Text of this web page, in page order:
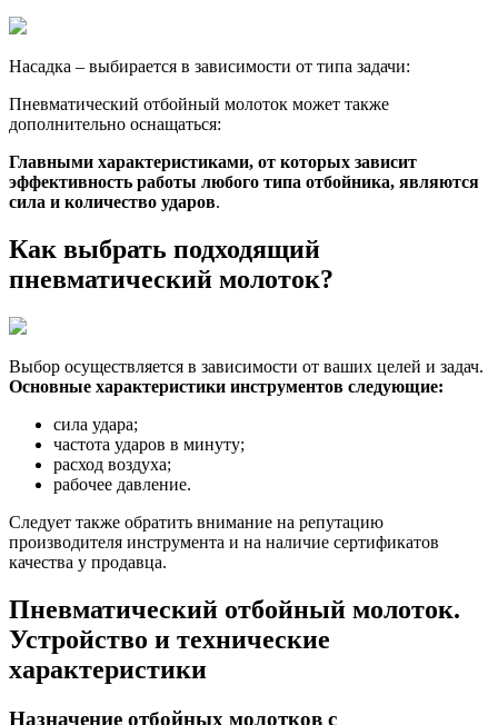
Насадка – выбирается в зависимости от типа задачи:
Пневматический отбойный молоток может также
дополнительно оснащаться:
Главными характеристиками, от которых зависит
эффективность работы любого типа отбойника, являются
сила и количество ударов.
Как выбрать подходящий
пневматический молоток?
Выбор осуществляется в зависимости от ваших целей и задач.
Основные характеристики инструментов следующие:
сила удара;
частота ударов в минуту;
расход воздуха;
рабочее давление.
Следует также обратить внимание на репутацию
производителя инструмента и на наличие сертификатов
качества у продавца.
Пневматический отбойный молоток.
Устройство и технические
характеристики
Назначение отбойных молотков с